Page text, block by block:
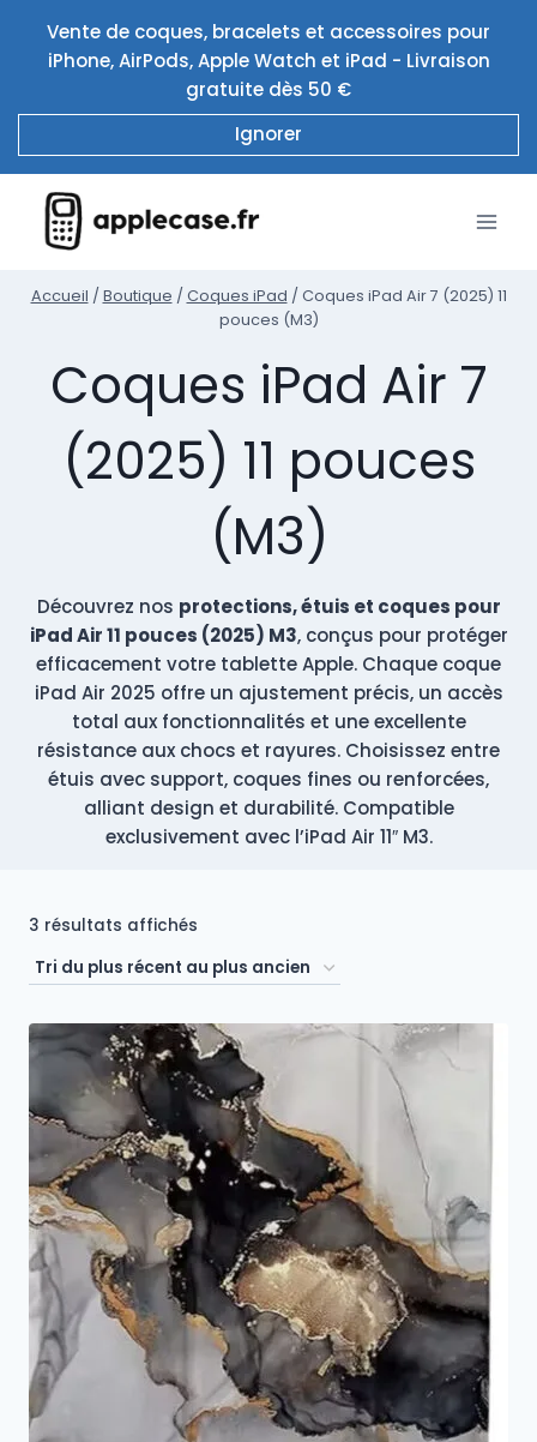
contenu
Vente de coques, bracelets et accessoires pour
iPhone, AirPods, Apple Watch et iPad - Livraison
gratuite dès 50 €
Ignorer
Accueil / Boutique / Coques iPad / Coques iPad Air 7 (2025) 11
pouces (M3)
Coques iPad Air 7
(2025) 11 pouces
(M3)
Découvrez nos protections, étuis et coques pour
iPad Air 11 pouces (2025) M3, conçus pour protéger
efficacement votre tablette Apple. Chaque coque
iPad Air 2025 offre un ajustement précis, un accès
total aux fonctionnalités et une excellente
résistance aux chocs et rayures. Choisissez entre
étuis avec support, coques fines ou renforcées,
alliant design et durabilité. Compatible
exclusivement avec l’iPad Air 11″ M3.
3 résultats affichés
du
récent
au
plus
ancien